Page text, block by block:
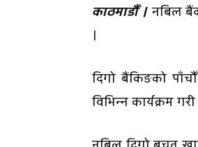
काठमाडौँ । नबिल
।
दिगो बैंकिङको
विभिन्न कार्यक्रम